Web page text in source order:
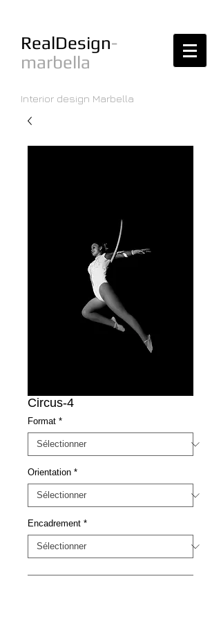
RealDesign-
marbella
Interior design Marbella
Circus-4
Format *
Orientation *
Encadrement *